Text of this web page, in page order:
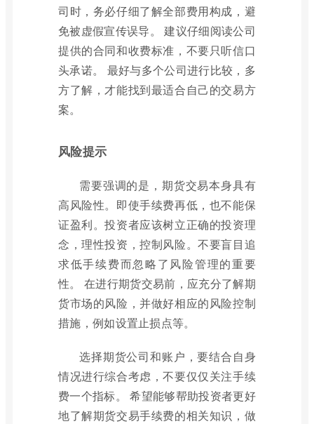
司时，务必仔细了解全部费用构成，避
免被虚假宣传误导。 建议仔细阅读公司
提供的合同和收费标准，不要只听信口
头承诺。 最好与多个公司进行比较，多
方了解，才能找到最适合自己的交易方
案。
风险提示
需要强调的是，期货交易本身具有
高风险性。即使手续费再低，也不能保
证盈利。投资者应该树立正确的投资理
念，理性投资，控制风险。不要盲目追
求低手续费而忽略了风险管理的重要
性。 在进行期货交易前，应充分了解期
货市场的风险，并做好相应的风险控制
措施，例如设置止损点等。
选择期货公司和账户，要结合自身
情况进行综合考虑，不要仅仅关注手续
费一个指标。 希望能够帮助投资者更好
地了解期货交易手续费的相关知识，做